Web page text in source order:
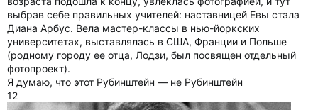
выбрав себе правильных учителей: наставницей Евы стала
Диана Арбус. Вела мастер-классы в нью-йоркских
университетах, выставлялась в США, Франции и Польше
(родному городу ее отца, Лодзи, был посвящен отдельный
фотопроект).
Я думаю, что этот Рубинштейн — не Рубинштейн
12